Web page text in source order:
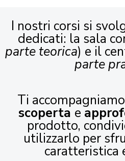
I nostri corsi si
dedicati: la sala
parte teorica) e il
parte
Ti
scoperta e
prodotto,
utilizzarlo per
caratteristica